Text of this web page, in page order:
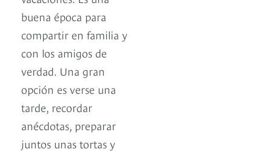
buena época para
compartir en familia y
con los amigos de
verdad. Una gran
opción es verse una
tarde, recordar
anécdotas, preparar
juntos unas tortas y